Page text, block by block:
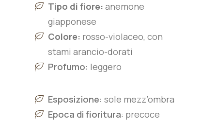
Tipo di fiore: anemone
giapponese
Colore: rosso-violaceo, con
stami arancio-dorati
Profumo: leggero
Esposizione: sole mezz’ombra
Epoca di fioritura: precoce